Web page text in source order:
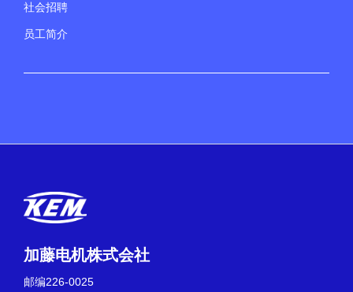
社会招聘
员工简介
加藤电机株式会社
邮编226-0025